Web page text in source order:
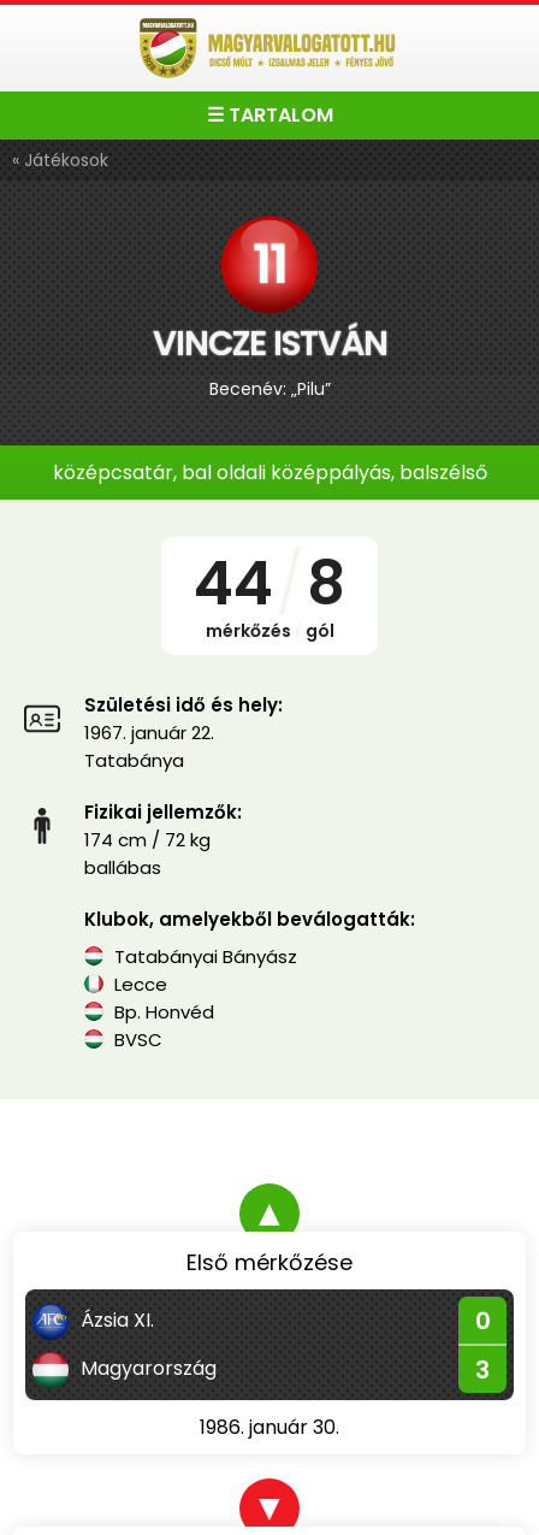
☰ TARTALOM
« Játékosok
11
VINCZE ISTVÁN
Becenév: „Pilu”
középcsatár, bal oldali középpályás, balszélső
44 8
mérkőzés gól
Születési idő és hely:
1967. január 22.
Tatabánya
Fizikai jellemzők:
174 cm / 72 kg
ballábas
Klubok, amelyekből beválogatták:
Tatabányai Bányász
Lecce
Bp. Honvéd
BVSC
▲
Első mérkőzése
Ázsia XI. 0
Magyarország 3
1986. január 30.
▼